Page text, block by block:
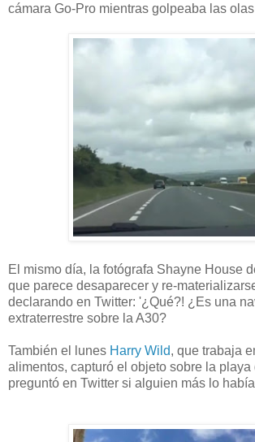
cámara Go-Pro mientras golpeaba las
El mismo día, la fotógrafa Shayne House
que parece desaparecer y re-
declarando en Twitter: '¿Qué?! ¿Es una
extraterrestre sobre la A30?
También el lunes Harry Wild, que trabaja
alimentos, capturó el objeto sobre la playa
preguntó en Twitter si alguien más lo